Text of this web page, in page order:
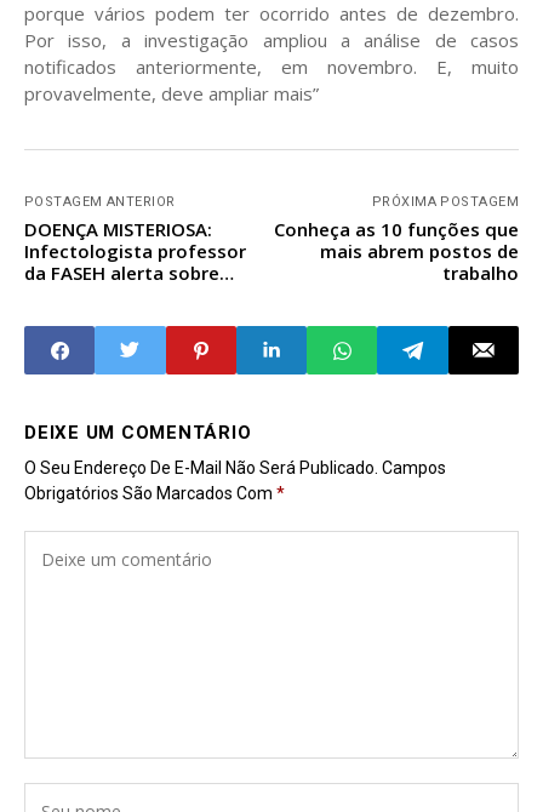
porque vários podem ter ocorrido antes de dezembro.
Por isso, a investigação ampliou a análise de casos
notificados anteriormente, em novembro. E, muito
provavelmente, deve ampliar mais”
POSTAGEM ANTERIOR
DOENÇA MISTERIOSA:
Infectologista professor
da FASEH alerta sobre
PRÓXIMA POSTAGEM
Conheça as 10 funções que
mais abrem postos de
trabalho
DEIXE UM COMENTÁRIO
O Seu Endereço De E-Mail Não Será Publicado. Campos
Obrigatórios São Marcados Com *